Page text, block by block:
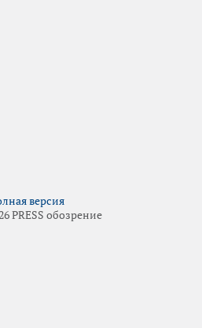
версия
PRESS обозрение